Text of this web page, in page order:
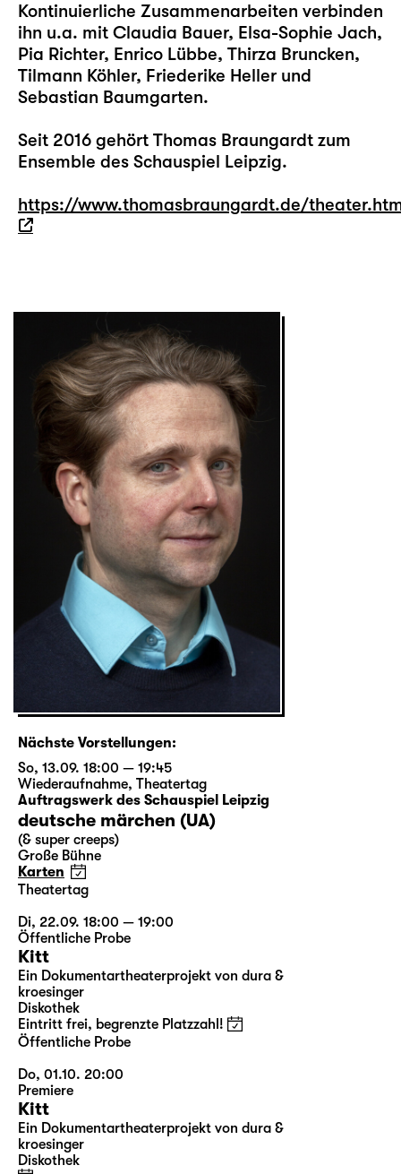
Kontinuierliche Zusammenarbeiten verbinden
ihn u.a. mit Claudia Bauer, Elsa-Sophie Jach,
Pia Richter, Enrico Lübbe, Thirza Bruncken,
Tilmann Köhler, Friederike Heller und
Sebastian Baumgarten.
Seit 2016 gehört Thomas Braungardt zum
Ensemble des Schauspiel Leipzig.
https://www.thomasbraungardt.de/
Nächste Vorstellungen:
So, 13.09. 18:00 — 19:45
Wiederaufnahme, Theatertag
Auftragswerk des Schauspiel Leipzig
deutsche märchen (UA)
(& super creeps)
Große Bühne
Karten
Theatertag
Di, 22.09. 18:00 — 19:00
Öffentliche Probe
Kitt
Ein Dokumentartheaterprojekt von dura &
kroesinger
Diskothek
Eintritt frei, begrenzte Platzzahl!
Öffentliche Probe
Do, 01.10. 20:00
Premiere
Kitt
Ein Dokumentartheaterprojekt von dura &
kroesinger
Diskothek